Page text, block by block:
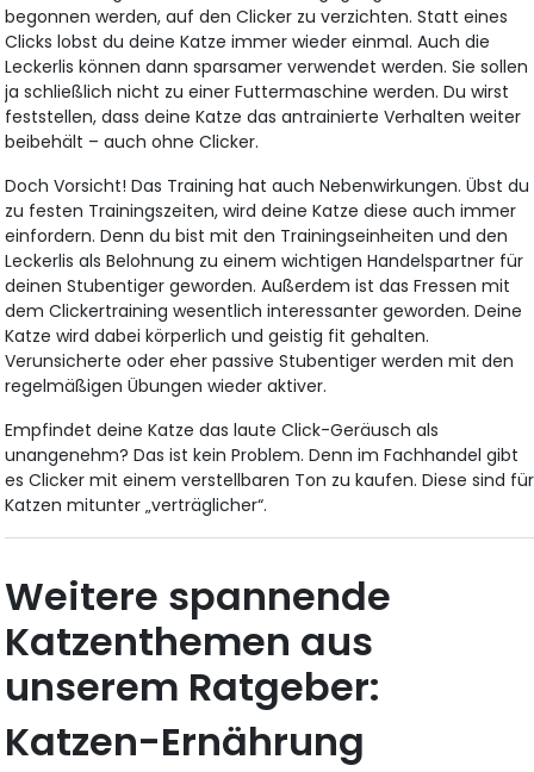
begonnen werden, auf den Clicker zu verzichten. Statt eines
Clicks lobst du deine Katze immer wieder einmal. Auch die
Leckerlis können dann sparsamer verwendet werden. Sie sollen
ja schließlich nicht zu einer Futtermaschine werden. Du wirst
feststellen, dass deine Katze das antrainierte Verhalten weiter
beibehält – auch ohne Clicker.
Doch Vorsicht! Das Training hat auch Nebenwirkungen. Übst du
zu festen Trainingszeiten, wird deine Katze diese auch immer
einfordern. Denn du bist mit den Trainingseinheiten und den
Leckerlis als Belohnung zu einem wichtigen Handelspartner für
deinen Stubentiger geworden. Außerdem ist das Fressen mit
dem Clickertraining wesentlich interessanter geworden. Deine
Katze wird dabei körperlich und geistig fit gehalten.
Verunsicherte oder eher passive Stubentiger werden mit den
regelmäßigen Übungen wieder aktiver.
Empfindet deine Katze das laute Click-Geräusch als
unangenehm? Das ist kein Problem. Denn im Fachhandel gibt
es Clicker mit einem verstellbaren Ton zu kaufen. Diese sind für
Katzen mitunter „verträglicher“.
Weitere spannende
Katzenthemen aus
unserem Ratgeber:
Katzen-Ernährung